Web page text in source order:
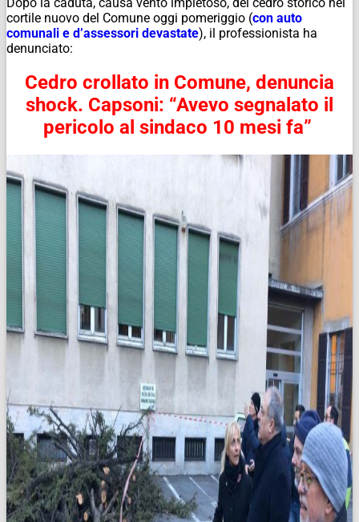
cortile nuovo del Comune oggi pomeriggio (con auto
comunali e d’assessori devastate), il professionista ha
denunciato:
Cedro crollato in Comune, denuncia
shock. Capsoni: “Avevo segnalato il
pericolo al sindaco 10 mesi fa”